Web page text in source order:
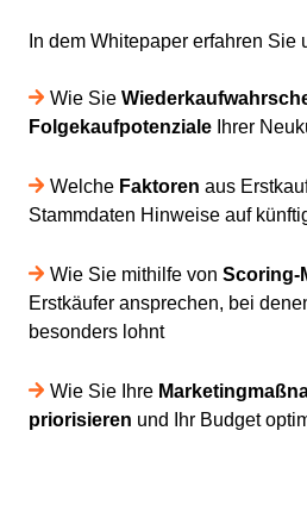
In dem Whitepaper erfahren Sie
Wie Sie
Folgekaufpotenziale Ihrer
Welche Faktoren aus
Stammdaten Hinweise auf
Wie Sie mithilfe von Scoring-
Erstkäufer ansprechen, bei
besonders lohnt
Wie Sie Ihre
priorisieren und Ihr Budget